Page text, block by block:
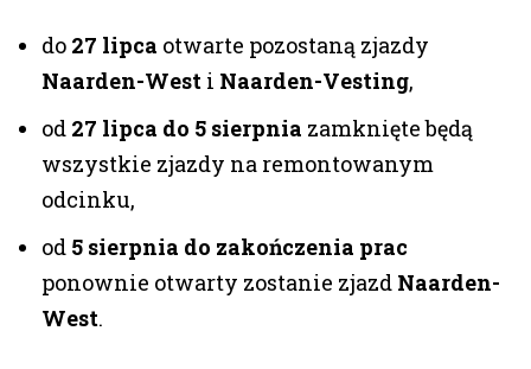
do 27 lipca otwarte pozostaną zjazdy
Naarden-West i Naarden-Vesting,
od 27 lipca do 5 sierpnia zamknięte będą
wszystkie zjazdy na remontowanym
odcinku,
od 5 sierpnia do zakończenia prac
ponownie otwarty zostanie zjazd Naarden-
West.